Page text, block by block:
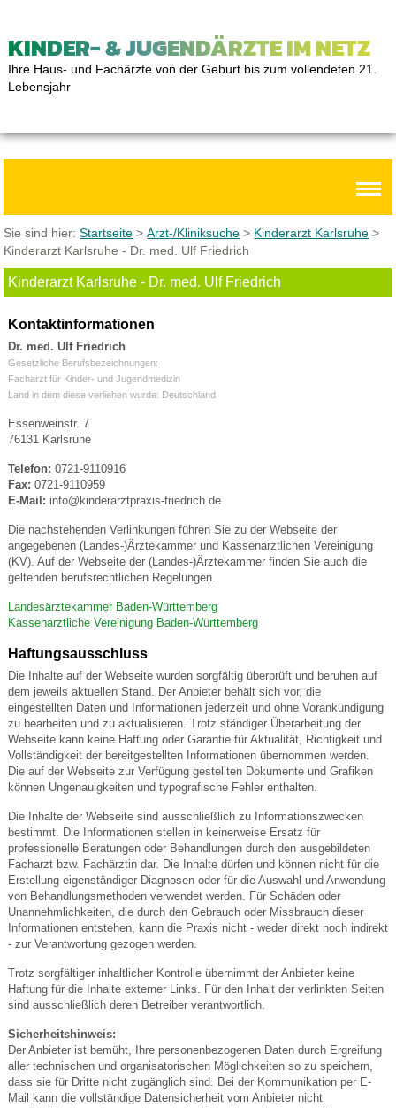
KINDER- & JUGENDÄRZTE IM NETZ
Ihre Haus- und Fachärzte von der Geburt bis zum vollendeten 21.
Lebensjahr
Sie sind hier:Startseite >Arzt-/Kliniksuche > Kinderarzt Karlsruhe >
Kinderarzt Karlsruhe - Dr. med. Ulf Friedrich
Kinderarzt Karlsruhe - Dr. med. Ulf Friedrich
Kontaktinformationen
Dr. med. Ulf Friedrich
Gesetzliche Berufsbezeichnungen:
Facharzt für Kinder- und Jugendmedizin
Land in dem diese verliehen wurde: Deutschland
Essenweinstr. 7
76131 Karlsruhe
Telefon: 0721-9110916
Fax: 0721-9110959
E-Mail: info@kinderarztpraxis-friedrich.de
Die nachstehenden Verlinkungen führen Sie zu der Webseite der
angegebenen (Landes-)Ärztekammer und Kassenärztlichen Vereinigung
(KV). Auf der Webseite der (Landes-)Ärztekammer finden Sie auch die
geltenden berufsrechtlichen Regelungen.
Landesärztekammer Baden-Württemberg
Kassenärztliche Vereinigung Baden-Württemberg
Haftungsausschluss
Die Inhalte auf der Webseite wurden sorgfältig überprüft und beruhen auf
dem jeweils aktuellen Stand. Der Anbieter behält sich vor, die
eingestellten Daten und Informationen jederzeit und ohne Vorankündigung
zu bearbeiten und zu aktualisieren. Trotz ständiger Überarbeitung der
Webseite kann keine Haftung oder Garantie für Aktualität, Richtigkeit und
Vollständigkeit der bereitgestellten Informationen übernommen werden.
Die auf der Webseite zur Verfügung gestellten Dokumente und Grafiken
können Ungenauigkeiten und typografische Fehler enthalten.
Die Inhalte der Webseite sind ausschließlich zu Informationszwecken
bestimmt. Die Informationen stellen in keinerweise Ersatz für
professionelle Beratungen oder Behandlungen durch den ausgebildeten
Facharzt bzw. Fachärztin dar. Die Inhalte dürfen und können nicht für die
Erstellung eigenständiger Diagnosen oder für die Auswahl und Anwendung
von Behandlungsmethoden verwendet werden. Für Schäden oder
Unannehmlichkeiten, die durch den Gebrauch oder Missbrauch dieser
Informationen entstehen, kann die Praxis nicht - weder direkt noch indirekt
- zur Verantwortung gezogen werden.
Trotz sorgfältiger inhaltlicher Kontrolle übernimmt der Anbieter keine
Haftung für die Inhalte externer Links. Für den Inhalt der verlinkten Seiten
sind ausschließlich deren Betreiber verantwortlich.
Sicherheitshinweis:
Der Anbieter ist bemüht, Ihre personenbezogenen Daten durch Ergreifung
aller technischen und organisatorischen Möglichkeiten so zu speichern,
dass sie für Dritte nicht zugänglich sind. Bei der Kommunikation per E-
Mail kann die vollständige Datensicherheit vom Anbieter nicht